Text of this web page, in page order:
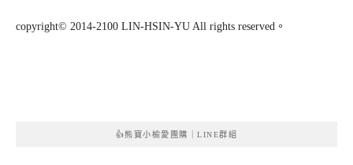
copyright© 2014-2100 LIN-HSIN-YU All rights reserved。
👍熊寶小榆愛團購｜LINE群組